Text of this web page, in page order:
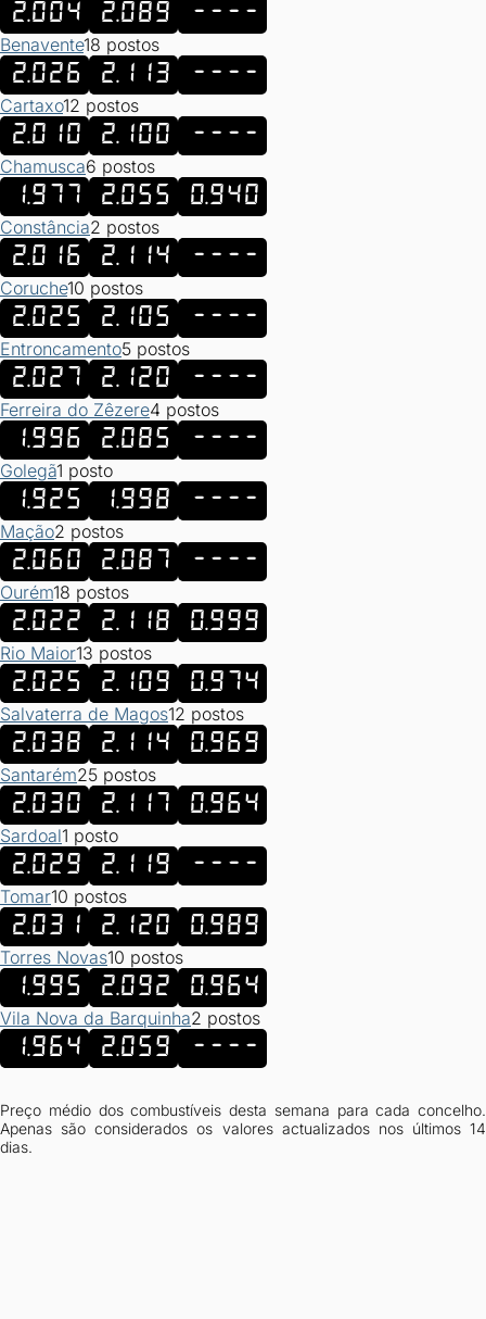
2.004 2.089 ----
Benavente18 postos
2.026 2.113 ----
Cartaxo12 postos
2.010 2.100 ----
Chamusca6 postos
1.977 2.055 0.940
Constância2 postos
2.016 2.114 ----
Coruche10 postos
2.025 2.105 ----
Entroncamento5 postos
2.027 2.120 ----
Ferreira do Zêzere4 postos
1.996 2.085 ----
Golegã1 posto
1.925 1.998 ----
Mação2 postos
2.060 2.087 ----
Ourém18 postos
2.022 2.118 0.999
Rio Maior13 postos
2.025 2.109 0.974
Salvaterra de Magos12 postos
2.038 2.114 0.969
Santarém25 postos
2.030 2.117 0.964
Sardoal1 posto
2.029 2.119 ----
Tomar10 postos
2.031 2.120 0.989
Torres Novas10 postos
1.995 2.092 0.964
Vila Nova da Barquinha2 postos
1.964 2.059 ----
Preço médio dos combustíveis desta semana para cada concelho.
Apenas são considerados os valores actualizados nos últimos 14
dias.